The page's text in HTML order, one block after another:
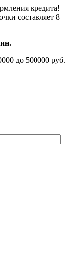
кредита!
составляет 8
до 500000 руб.